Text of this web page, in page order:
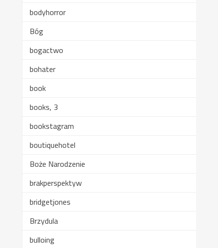
bodyhorror
Bóg
bogactwo
bohater
book
books, 3
bookstagram
boutiquehotel
Boże Narodzenie
brakperspektyw
bridgetjones
Brzydula
bulloing